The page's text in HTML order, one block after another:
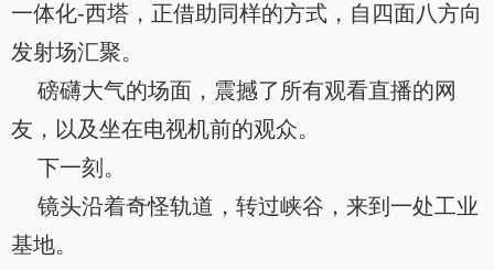
一体化-西塔，正借助同样的方式，自四面八方向
发射场汇聚。
磅礴大气的场面，震撼了所有观看直播的网
友，以及坐在电视机前的观众。
下一刻。
镜头沿着奇怪轨道，转过峡谷，来到一处工业
基地。